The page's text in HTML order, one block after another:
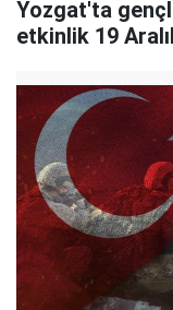
Yozgat'ta
etkinlik 19